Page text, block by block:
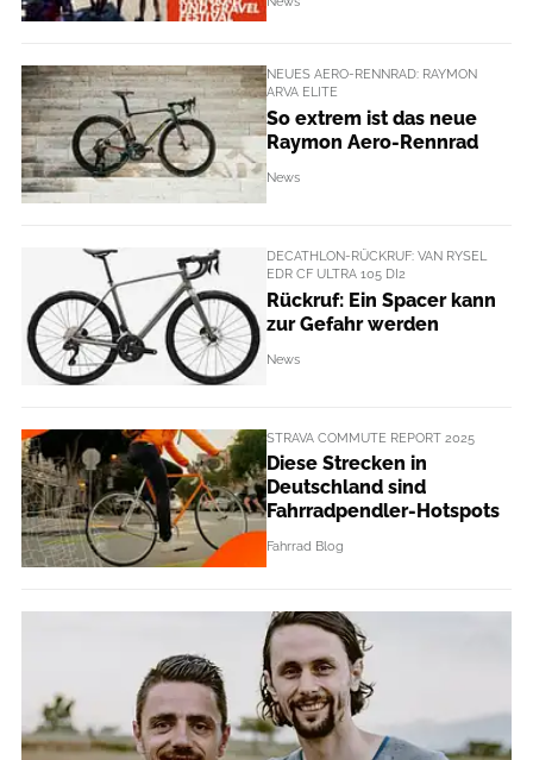
NEUES AERO-RENNRAD: RAYMON
ARVA ELITE
So extrem ist das neue
Raymon Aero-Rennrad
News
DECATHLON-RÜCKRUF: VAN RYSEL
EDR CF ULTRA 105 DI2
Rückruf: Ein Spacer kann
zur Gefahr werden
News
STRAVA COMMUTE REPORT 2025
Diese Strecken in
Deutschland sind
Fahrradpendler-Hotspots
Fahrrad Blog